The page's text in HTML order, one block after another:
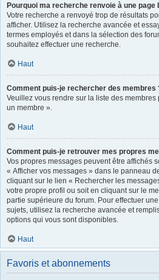
Pourquoi ma recherche renvoie à une page
Votre recherche a renvoyé trop de résultats
afficher. Utilisez la recherche avancée et
termes employés et dans la sélection des
souhaitez effectuer une recherche.
Haut
Comment puis-je rechercher des membres
Veuillez vous rendre sur la liste des
un membre ».
Haut
Comment puis-je retrouver mes propres
Vos propres messages peuvent être affichés
« Afficher vos messages » dans le panneau
cliquant sur le lien « Rechercher les
votre propre profil ou soit en cliquant sur le
partie supérieure du forum. Pour effectuer
sujets, utilisez la recherche avancée et
options qui vous sont disponibles.
Haut
Favoris et abonnements